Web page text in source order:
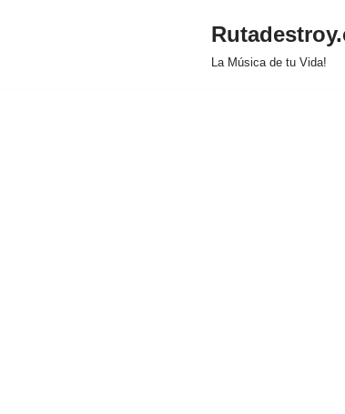
La Música de tu Vida!